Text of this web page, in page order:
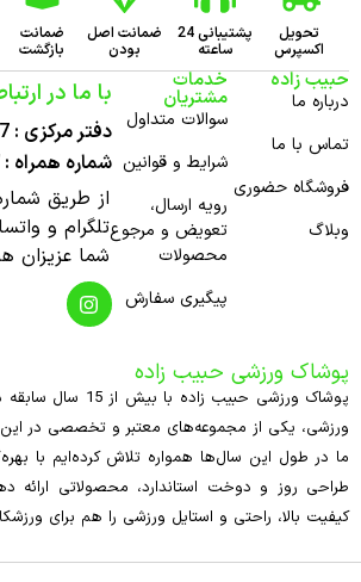
تحویل
اکسپرس
پشتیبانی 24
ساعته
ضمانت اصل
بودن
ضمانت
بازگشت
حبیب زاده
درباره ما
تماس با ما
فروشگاه حضوری
وبلاگ
خدمات
مشتریان
سوالات متداول
شرایط و قوانین
رویه ارسال،
تعویض و مرجوع
محصولات
پیگیری سفارش
با ما در
دفتر مرکزی : 02155483507
شماره همراه : 09025540037
از طریق
تلگرام و
شما عزیزان
پوشاک ورزشی حبیب زاده
پوشاک ورزشی حبیب
ورزشی، یکی از مجموعه‌های معتبر و تخصصی در این
ما در طول این سال‌ها همواره تلاش کرده‌ایم با
طراحی روز و دوخت استاندارد، محصولاتی ارائه
کیفیت بالا، راحتی و استایل ورزشی را هم برای